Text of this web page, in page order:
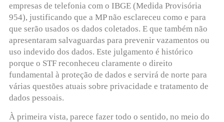
empresas de telefonia com o IBGE (Medida Provisória
954), justificando que a MP não esclareceu como e para
que serão usados os dados coletados. E que também não
apresentaram salvaguardas para prevenir vazamentos ou
uso indevido dos dados. Este julgamento é histórico
porque o STF reconheceu claramente o direito
fundamental à proteção de dados e servirá de norte para
várias questões atuais sobre privacidade e tratamento de
dados pessoais.
À primeira vista, parece fazer todo o sentido, no meio do